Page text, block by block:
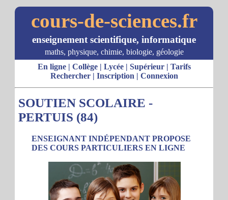
cours-de-sciences.fr
enseignement scientifique, informatique
maths, physique, chimie, biologie, géologie
En ligne| Collège| Lycée| Supérieur| Tarifs
Rechercher| Inscription | Connexion
SOUTIEN SCOLAIRE -
PERTUIS (84)
ENSEIGNANT INDÉPENDANT PROPOSE
DES COURS PARTICULIERS EN LIGNE